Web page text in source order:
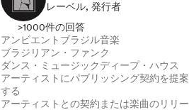
レーベル, 発行者
>1000件の回答
アンビエント ブラジル音楽
ブラジリアン・ファンク
ダンス・ミュージックディープ・ハウス
アーティストにパブリッシング契約を提案
する
アーティストとの契約または楽曲のリリー